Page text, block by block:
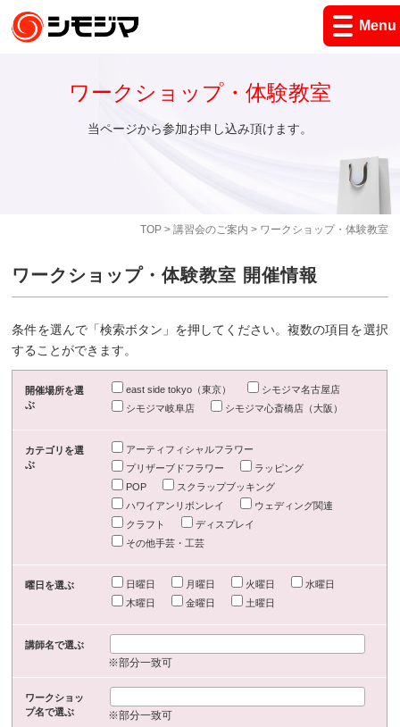
Menu
TOP> 講習会のご案内 > ワークショップ・体験教室
ワークショップ・体験教室
当ページから参加お申し込み頂けます。
ワークショップ・体験教室 開催情報
条件を選んで「検索ボタン」を押してください。複数の項目を選択
することができます。
開催場所を選
ぶ
east side tokyo（東京）
シモジマ名古屋店
シモジマ岐阜店
シモジマ心斎橋店（大阪）
カテゴリを選
ぶ
アーティフィシャルフラワー
プリザーブドフラワー
ラッピング
POP
スクラップブッキング
ハワイアンリボンレイ
ウェディング関連
クラフト
ディスプレイ
その他手芸・工芸
曜日を選ぶ 日曜日 月曜日 火曜日
水曜日
木曜日
金曜日 土曜日
講師名で選ぶ
※部分一致可
ワークショッ
プ名で選ぶ
※部分一致可